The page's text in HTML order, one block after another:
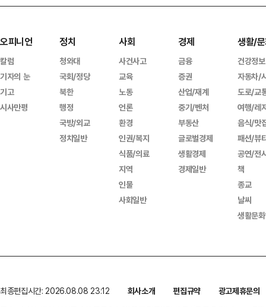
오피니언
칼럼
기자의 눈
기고
시사만평
정치
청와대
국회/정당
북한
행정
국방/외교
정치일반
사회
사건사고
교육
노동
언론
환경
인권/복지
식품/의료
지역
인물
사회일반
경제
금융
증권
산업/재계
중기/벤처
부동산
글로벌경제
생활경제
경제일반
생활/
건강정보
자동차/
도로/교
여행/레
음식/맛
패션/뷰
공연/전
책
종교
날씨
생활문
최종편집시간: 2026.08.08 23:12 회사소개 편집규약
광고제휴문의